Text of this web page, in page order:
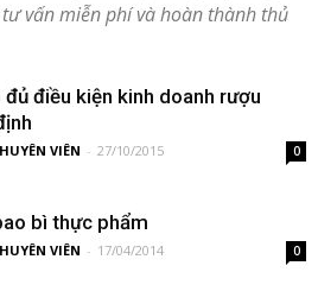
vấn miễn phí và hoàn thành thủ
đủ điều kiện kinh doanh rượu
VIÊN - 27/10/2015 0
bì thực phẩm
VIÊN - 17/04/2014 0